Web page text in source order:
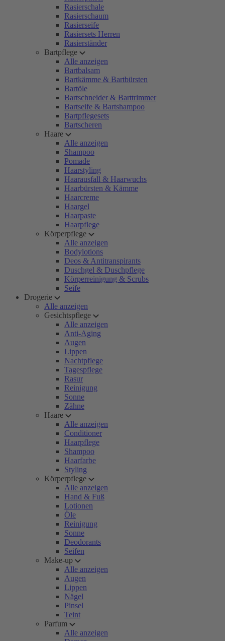
Rasierschale
Rasierschaum
Rasierseife
Rasiersets Herren
Rasierständer
Bartpflege
Alle anzeigen
Bartbalsam
Bartkämme & Bartbürsten
Bartöle
Bartschneider & Barttrimmer
Bartseife & Bartshampoo
Bartpflegesets
Bartscheren
Haare
Alle anzeigen
Shampoo
Pomade
Haarstyling
Haarausfall & Haarwuchs
Haarbürsten & Kämme
Haarcreme
Haargel
Haarpaste
Haarpflege
Körperpflege
Alle anzeigen
Bodylotions
Deos & Antitranspirants
Duschgel & Duschpflege
Körperreinigung & Scrubs
Seife
Drogerie
Alle anzeigen
Gesichtspflege
Alle anzeigen
Anti-Aging
Augen
Lippen
Nachtpflege
Tagespflege
Rasur
Reinigung
Sonne
Zähne
Haare
Alle anzeigen
Conditioner
Haarpflege
Shampoo
Haarfarbe
Styling
Körperpflege
Alle anzeigen
Hand & Fuß
Lotionen
Öle
Reinigung
Sonne
Deodorants
Seifen
Make-up
Alle anzeigen
Augen
Lippen
Nägel
Pinsel
Teint
Parfum
Alle anzeigen